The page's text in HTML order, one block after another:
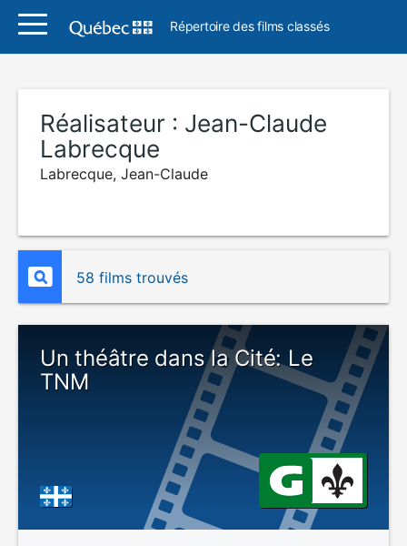
Répertoire des films classés
Réalisateur : Jean-Claude
Labrecque
Labrecque, Jean-Claude
58 films trouvés
Un théâtre dans la Cité: Le
TNM